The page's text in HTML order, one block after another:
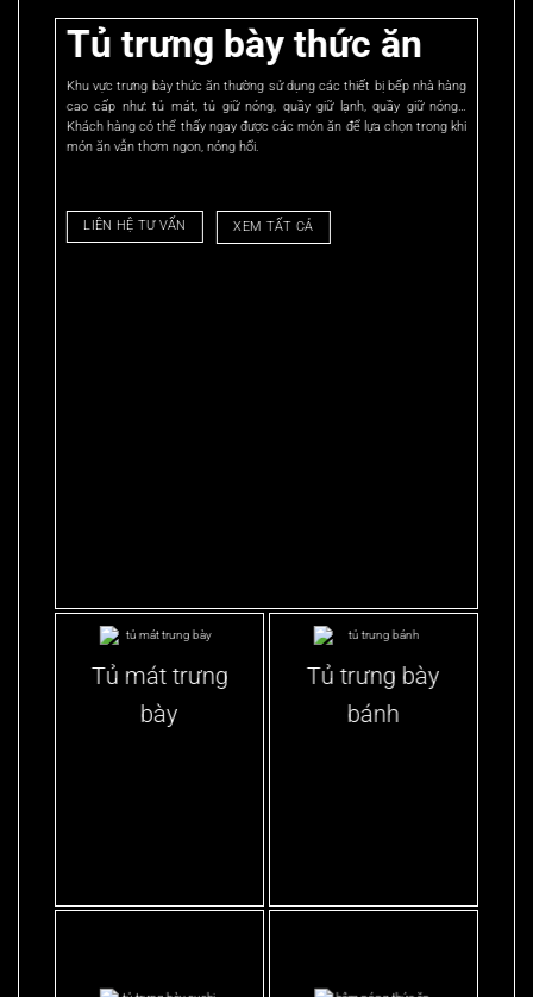
Tủ trưng bày thức ăn
Khu vực trưng bày thức ăn thường sử dụng các thiết bị bếp nhà hàng
cao cấp như: tủ mát, tủ giữ nóng, quầy giữ lạnh, quầy giữ nóng…
Khách hàng có thể thấy ngay được các món ăn để lựa chọn trong khi
món ăn vẫn thơm ngon, nóng hổi.
LIÊN HỆ TƯ VẤN XEM TẤT CẢ
Tủ mát trưng
bày
Tủ trưng bày
bánh